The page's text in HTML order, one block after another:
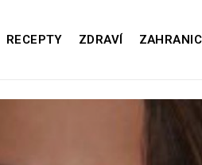
RECEPTY ZDRAVÍ